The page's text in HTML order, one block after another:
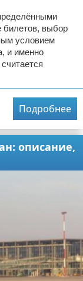
билетов, выбор
условием
и именно
Подробнее
описание,